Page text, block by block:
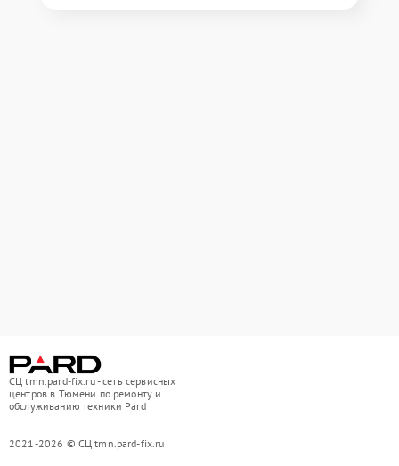
СЦ tmn.pard-fix.ru - сеть сервисных
центров в Тюмени по ремонту и
обслуживанию техники Pard
2021-2026 © СЦ tmn.pard-fix.ru